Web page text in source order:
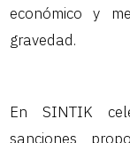
económico y
gravedad.
En SINTIK
sanciones